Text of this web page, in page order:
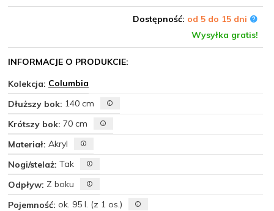
Dostępność: od 5 do 15 dni
Wysyłka gratis!
INFORMACJE O PRODUKCIE:
Kolekcja: Columbia
Dłuższy bok: 140 cm
Krótszy bok: 70 cm
Materiał: Akryl
Nogi/stelaż: Tak
Odpływ: Z boku
Pojemność: ok. 95 l. (z 1 os.)